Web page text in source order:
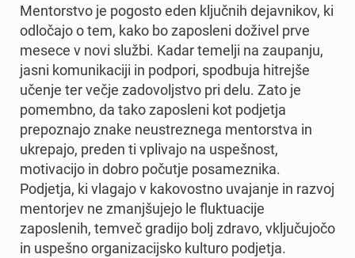
Mentorstvo je pogosto eden ključnih dejavnikov, ki
odločajo o tem, kako bo zaposleni doživel prve
mesece v novi službi. Kadar temelji na zaupanju,
jasni komunikaciji in podpori, spodbuja hitrejše
učenje ter večje zadovoljstvo pri delu. Zato je
pomembno, da tako zaposleni kot podjetja
prepoznajo znake neustreznega mentorstva in
ukrepajo, preden ti vplivajo na uspešnost,
motivacijo in dobro počutje posameznika.
Podjetja, ki vlagajo v kakovostno uvajanje in razvoj
mentorjev ne zmanjšujejo le fluktuacije
zaposlenih, temveč gradijo bolj zdravo, vključujočo
in uspešno organizacijsko kulturo podjetja.